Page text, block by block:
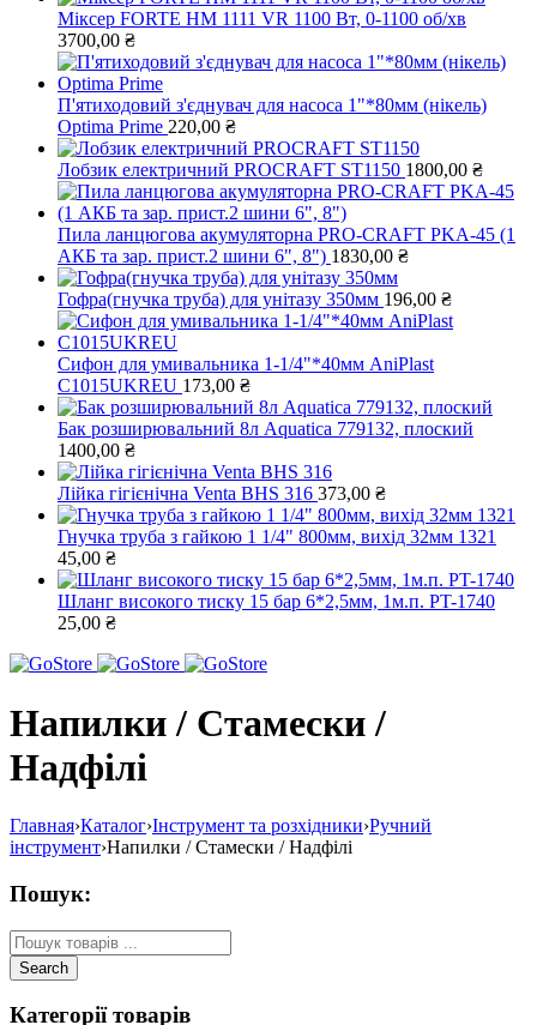
Міксер FORTE HM 1111 VR 1100 Вт, 0-1100 об/хв
3700,00 ₴
П'ятиходовий з'єднувач для насоса 1"*80мм (нікель)
Optima Prime 220,00 ₴
Лобзик електричний PROCRAFT ST1150 1800,00 ₴
Пила ланцюгова акумуляторна PRO-CRAFT PKA-45 (1
АКБ та зар. прист.2 шини 6", 8") 1830,00 ₴
Гофра(гнучка труба) для унітазу 350мм 196,00 ₴
Сифон для умивальника 1-1/4"*40мм AniPlast
C1015UKREU 173,00 ₴
Бак розширювальний 8л Aquatica 779132, плоский
1400,00 ₴
Лійка гігієнічна Venta BHS 316 373,00 ₴
Гнучка труба з гайкою 1 1/4" 800мм, вихід 32мм 1321
45,00 ₴
Шланг високого тиску 15 бар 6*2,5мм, 1м.п. PT-1740
25,00 ₴
Напилки / Стамески /
Надфілі
Главная›Каталог›Інструмент та розхідники›Ручний
інструмент›Напилки / Стамески / Надфілі
Пошук:
Категорії товарів